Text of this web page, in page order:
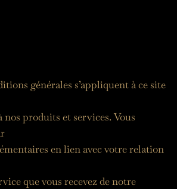
générales s’appliquent à ce site
produits et services. Vous
en lien avec votre relation
que vous recevez de notre